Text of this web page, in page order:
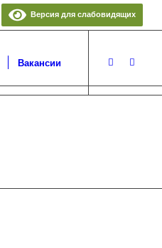
Версия для слабовидящих
Вакансии